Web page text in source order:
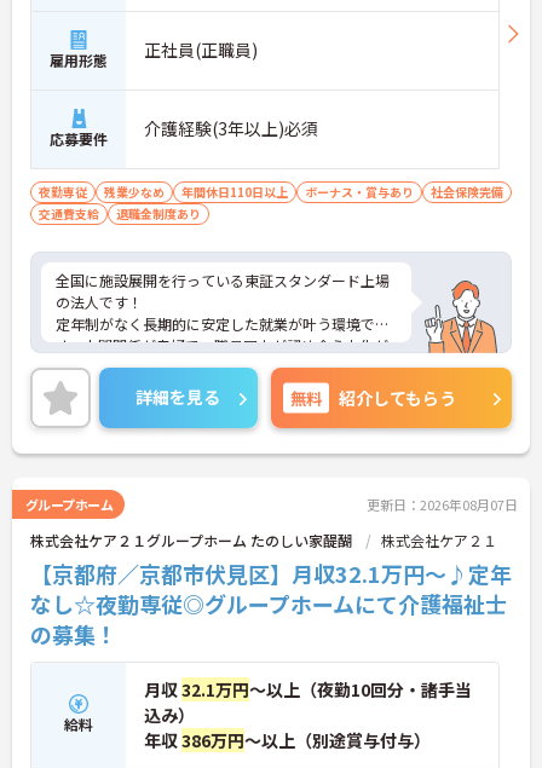
雇用形態 正社員(正職員)
応募要件 介護経験(3年以上)必須
夜勤専従 残業少なめ 年間休日110日以上 ボーナス・賞与あり
社会保険完備
交通費支給
退職金制度あり
全国に施設展開を行っている東証スタンダード上場
の法人です！
定年制がなく長期的に安定した就業が叶う環境で
す。人間関係が良好で、職員同士が認め合う文化が
根付いています。
ご興味のある方には、面接対策ポイントなど、さら
に詳細をご案内しますのでお気軽にご相談くださ
い！
詳細を見る 無料 紹介してもらう
グループホーム 更新日：2026年08月07日
株式会社ケア２１グループホーム たのしい家醍醐 株式会社ケア２１
【京都府／京都市伏見区】月収32.1万円～♪定年
なし☆夜勤専従◎グループホームにて介護福祉士
の募集！
給料
月収32.1万円～以上（夜勤10回分・諸手当
込み）
年収386万円～以上（別途賞与付与）